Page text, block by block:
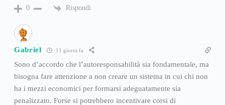
0 Rispondi
Gabriel 11 giorni fa
Sono d’accordo che l’autoresponsabilità sia fondamentale, ma
bisogna fare attenzione a non creare un sistema in cui chi non
ha i mezzi economici per formarsi adeguatamente sia
penalizzato. Forse si potrebbero incentivare corsi di